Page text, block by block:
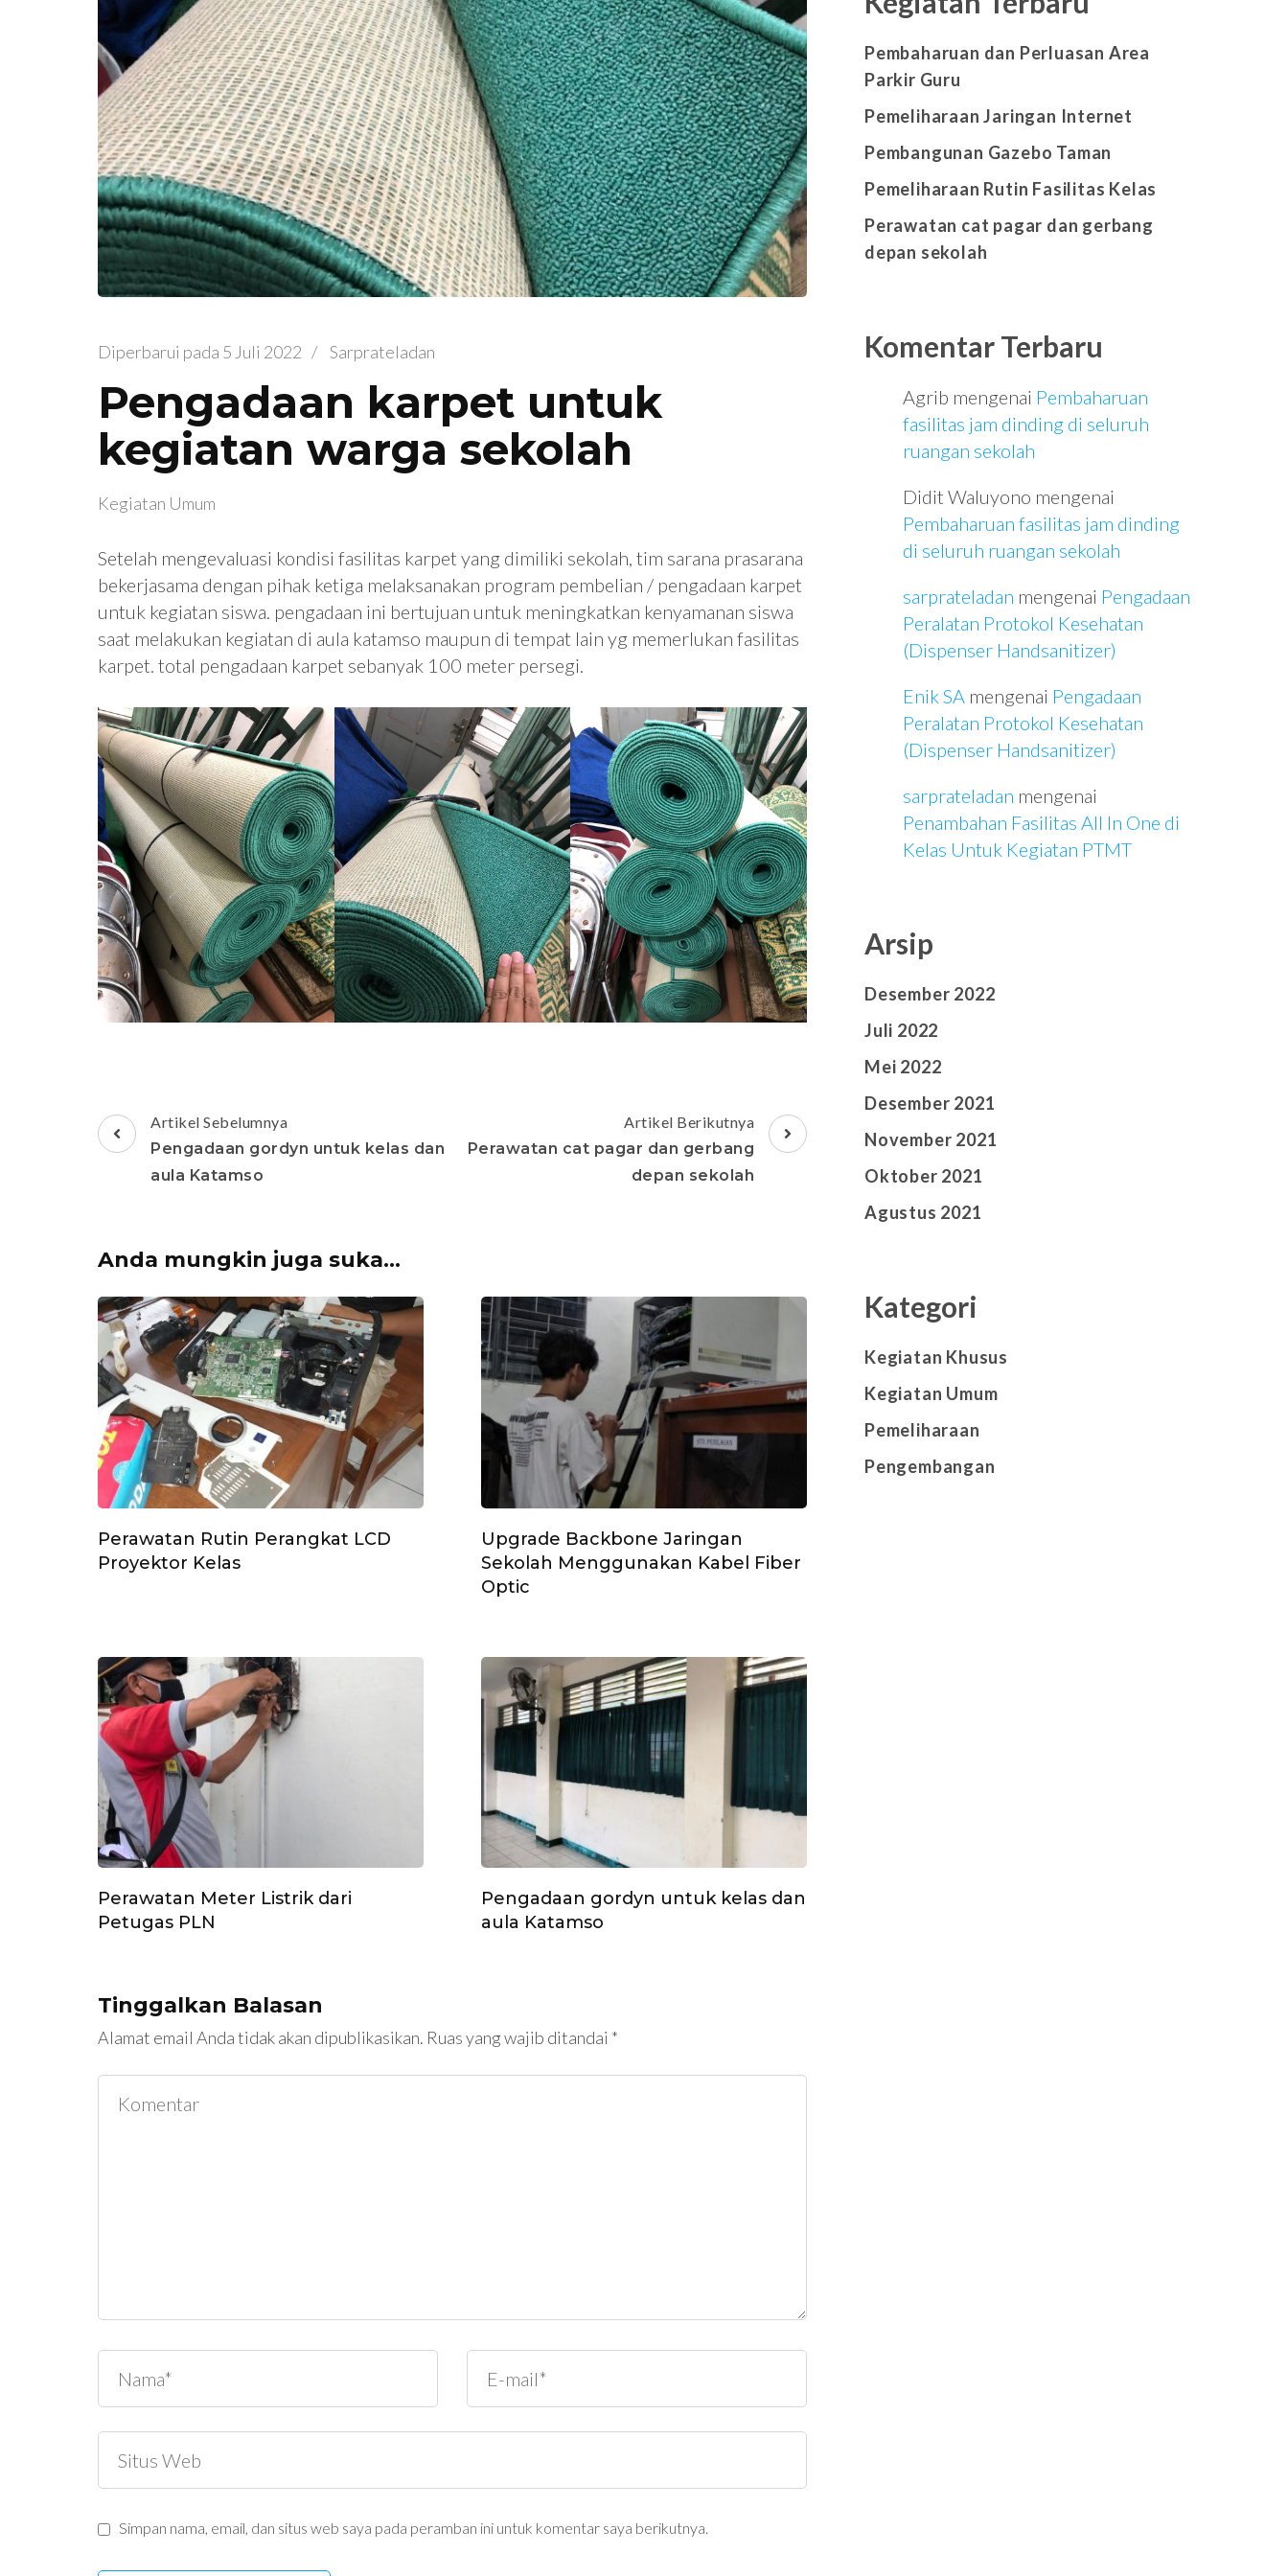
Diperbarui pada 5 Juli 2022 / Sarprateladan
Pengadaan karpet untuk
kegiatan warga sekolah
Kegiatan Umum
Setelah mengevaluasi kondisi fasilitas karpet yang dimiliki sekolah, tim sarana prasarana
bekerjasama dengan pihak ketiga melaksanakan program pembelian / pengadaan karpet
untuk kegiatan siswa. pengadaan ini bertujuan untuk meningkatkan kenyamanan siswa
saat melakukan kegiatan di aula katamso maupun di tempat lain yg memerlukan fasilitas
karpet. total pengadaan karpet sebanyak 100 meter persegi.
Navigasi
Artikel
Artikel Sebelumnya
Pengadaan gordyn untuk kelas dan
aula Katamso
Artikel Berikutnya
Perawatan cat pagar dan gerbang
depan sekolah
Anda mungkin juga suka...
Perawatan Rutin Perangkat LCD
Proyektor Kelas
Upgrade Backbone Jaringan
Sekolah Menggunakan Kabel Fiber
Optic
Perawatan Meter Listrik dari
Petugas PLN
Pengadaan gordyn untuk kelas dan
aula Katamso
Tinggalkan Balasan
Alamat email Anda tidak akan dipublikasikan. Ruas yang wajib ditandai *
Simpan nama, email, dan situs web saya pada peramban ini untuk komentar saya berikutnya.
Pembaharuan dan Perluasan Area
Parkir Guru
Pemeliharaan Jaringan Internet
Pembangunan Gazebo Taman
Pemeliharaan Rutin Fasilitas Kelas
Perawatan cat pagar dan gerbang
depan sekolah
Komentar Terbaru
Agrib mengenai Pembaharuan
fasilitas jam dinding di seluruh
ruangan sekolah
Didit Waluyono mengenai
Pembaharuan fasilitas jam dinding
di seluruh ruangan sekolah
sarprateladan mengenai Pengadaan
Peralatan Protokol Kesehatan
(Dispenser Handsanitizer)
Enik SA mengenai Pengadaan
Peralatan Protokol Kesehatan
(Dispenser Handsanitizer)
sarprateladan mengenai
Penambahan Fasilitas All In One di
Kelas Untuk Kegiatan PTMT
Arsip
Desember 2022
Juli 2022
Mei 2022
Desember 2021
November 2021
Oktober 2021
Agustus 2021
Kategori
Kegiatan Khusus
Kegiatan Umum
Pemeliharaan
Pengembangan